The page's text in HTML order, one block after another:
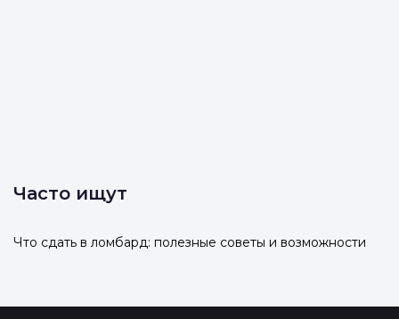
Часто ищут
Что сдать в ломбард: полезные советы и возможности